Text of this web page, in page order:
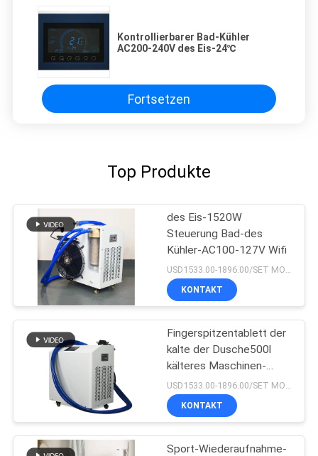
Kontrollierbarer Bad-Kühler
AC200-240V des Eis-24℃
Fortsetzen
Top Produkte
des Eis-1520W
Steuerung Bad-des
Kühler-AC100-127V Wifi
USD1533.00-1896.00/SET MOQ:1set
KONTAKT
Fingerspitzentablett der
kalte der Dusche500l
kälteres Maschinen-
220V
KONTAKT
Sport-Wiederaufnahme-